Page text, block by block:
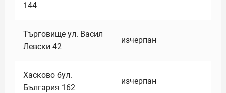
144
Търговище ул. Васил
Левски 42
изчерпан
Хасково бул.
България 162
изчерпан